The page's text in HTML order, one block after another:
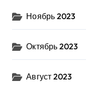
Ноябрь 2023
Октябрь 2023
Август 2023